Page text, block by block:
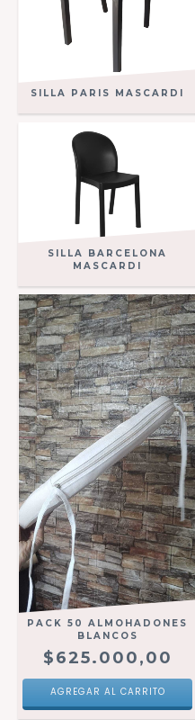
SILLA PARIS MASCARDI
SILLA BARCELONA
MASCARDI
PACK 50 ALMOHADONES
BLANCOS
$625.000,00